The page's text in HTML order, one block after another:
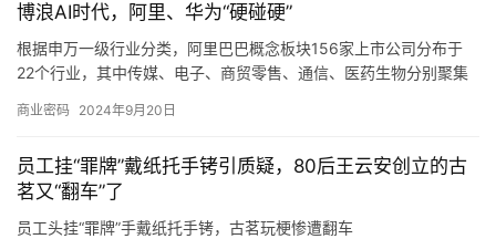
从推出「仅退款」的游戏规则制定者、大家长，逐渐过渡到生态系
统的设计者、平衡商家和消费者利益的服务商。
博浪AI时代，阿里、华为“硬碰硬”
根据申万一级行业分类，阿里巴巴概念板块156家上市公司分布于
22个行业，其中传媒、电子、商贸零售、通信、医药生物分别聚集
根据申万一级行业分类，华为概念板块896家上市公司分布于28个
了220、193、92、65、61只概念股。
商业密码 2024年9月20日
员工挂“罪牌”戴纸托手铐引质疑，80后王云安创立的古
茗又“翻车”了
员工头挂“罪牌”手戴纸托手铐，古茗玩梗惨遭翻车